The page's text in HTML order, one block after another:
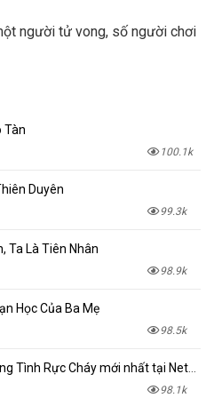
người tử vong, số người chơi
Tàn
100.1k
Duyên
99.3k
Ta Là Tiên Nhân
98.9k
Học Của Ba Mẹ
98.5k
Đọc truyện Hương Tình Rực Cháy mới nhất tại NetTruyen
98.1k